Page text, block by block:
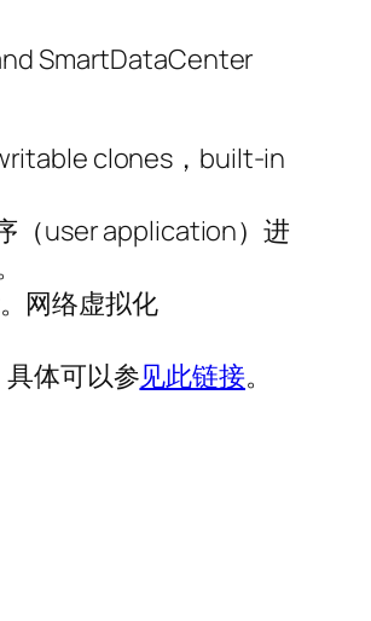
SmartDataCenter
clones，built-in
（user application）进
网络虚拟化
体可以参见此链接。